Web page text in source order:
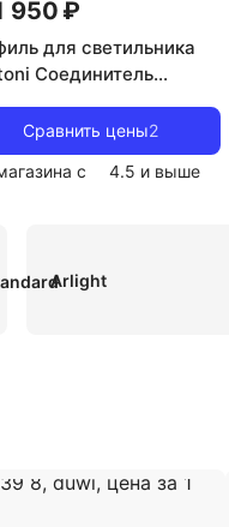
950 ₽
для светильника
Соединитель
Сравнить цены2
с
4.5 и выше
Arlight